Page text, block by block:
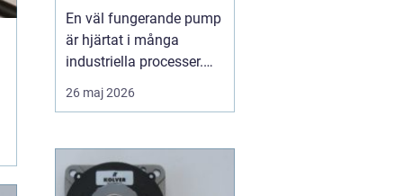
En väl fungerande pump
är hjärtat i många
industriella processer.
När flödet stannar,
stannar ofta hela
spelar regelbunden
pumpserv...
26 maj 2026